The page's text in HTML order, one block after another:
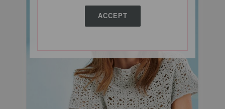
ACCEPT